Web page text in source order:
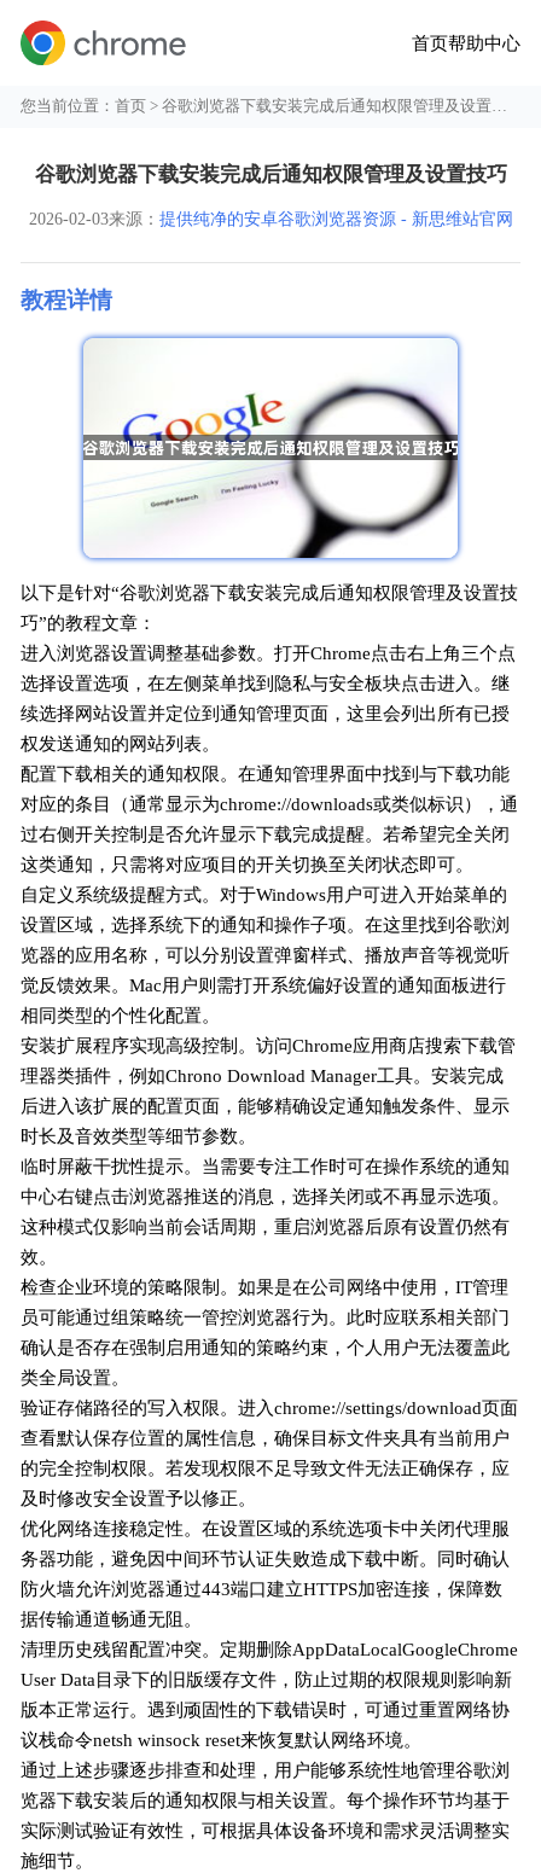
首页帮助中心
您当前位置：首页 > 谷歌浏览器下载安装完成后通知权限管理及设置技巧
谷歌浏览器下载安装完成后通知权限管理及设置技巧
2026-02-03来源： 提供纯净的安卓谷歌浏览器资源 - 新思维站官网
教程详情
以下是针对“谷歌浏览器下载安装完成后通知权限管理及设置技
巧”的教程文章：
进入浏览器设置调整基础参数。打开Chrome点击右上角三个点
选择设置选项，在左侧菜单找到隐私与安全板块点击进入。继
续选择网站设置并定位到通知管理页面，这里会列出所有已授
权发送通知的网站列表。
配置下载相关的通知权限。在通知管理界面中找到与下载功能
对应的条目（通常显示为chrome://downloads或类似标识），通
过右侧开关控制是否允许显示下载完成提醒。若希望完全关闭
这类通知，只需将对应项目的开关切换至关闭状态即可。
自定义系统级提醒方式。对于Windows用户可进入开始菜单的
设置区域，选择系统下的通知和操作子项。在这里找到谷歌浏
览器的应用名称，可以分别设置弹窗样式、播放声音等视觉听
觉反馈效果。Mac用户则需打开系统偏好设置的通知面板进行
相同类型的个性化配置。
安装扩展程序实现高级控制。访问Chrome应用商店搜索下载管
理器类插件，例如Chrono Download Manager工具。安装完成
后进入该扩展的配置页面，能够精确设定通知触发条件、显示
时长及音效类型等细节参数。
临时屏蔽干扰性提示。当需要专注工作时可在操作系统的通知
中心右键点击浏览器推送的消息，选择关闭或不再显示选项。
这种模式仅影响当前会话周期，重启浏览器后原有设置仍然有
效。
检查企业环境的策略限制。如果是在公司网络中使用，IT管理
员可能通过组策略统一管控浏览器行为。此时应联系相关部门
确认是否存在强制启用通知的策略约束，个人用户无法覆盖此
类全局设置。
验证存储路径的写入权限。进入chrome://settings/download页面
查看默认保存位置的属性信息，确保目标文件夹具有当前用户
的完全控制权限。若发现权限不足导致文件无法正确保存，应
及时修改安全设置予以修正。
优化网络连接稳定性。在设置区域的系统选项卡中关闭代理服
务器功能，避免因中间环节认证失败造成下载中断。同时确认
防火墙允许浏览器通过443端口建立HTTPS加密连接，保障数
据传输通道畅通无阻。
清理历史残留配置冲突。定期删除AppDataLocalGoogleChrome
User Data目录下的旧版缓存文件，防止过期的权限规则影响新
版本正常运行。遇到顽固性的下载错误时，可通过重置网络协
议栈命令netsh winsock reset来恢复默认网络环境。
通过上述步骤逐步排查和处理，用户能够系统性地管理谷歌浏
览器下载安装后的通知权限与相关设置。每个操作环节均基于
实际测试验证有效性，可根据具体设备环境和需求灵活调整实
施细节。